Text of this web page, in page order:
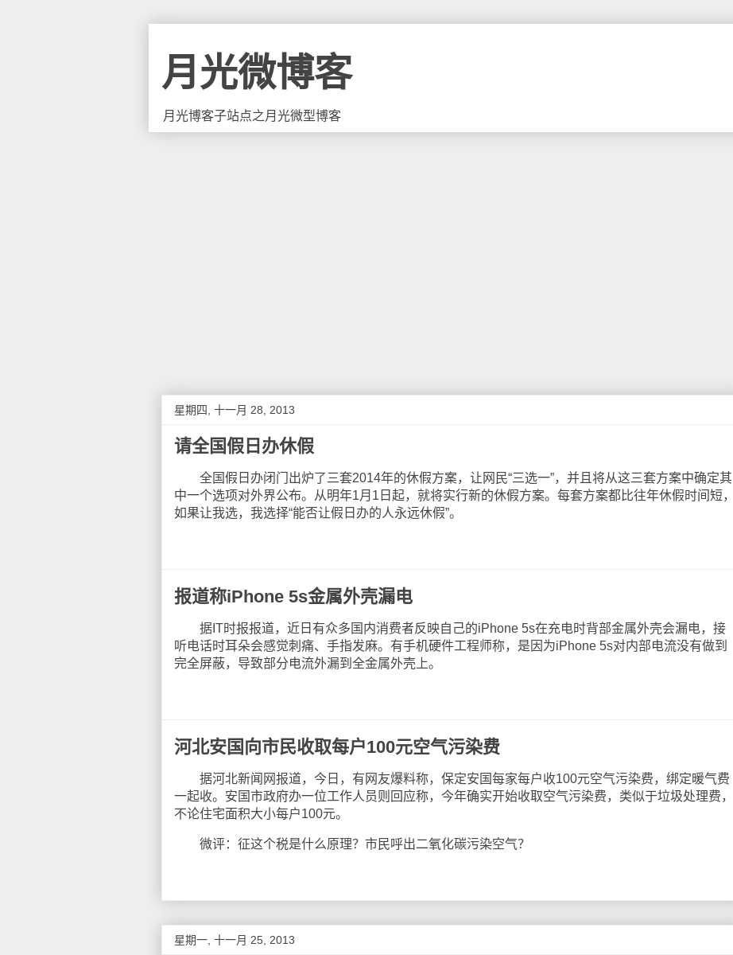
月光微博客
月光博客子站点之月光微型博客
星期四, 十一月 28, 2013
请全国假日办休假
全国假日办闭门出炉了三套2014年的休假方案，让网民“三选一”，并且将从这三套方案中确定其
中一个选项对外界公布。从明年1月1日起，就将实行新的休假方案。每套方案都比往年休假时间短，
如果让我选，我选择“能否让假日办的人永远休假”。
报道称iPhone 5s金属外壳漏电
据IT时报报道，近日有众多国内消费者反映自己的iPhone 5s在充电时背部金属外壳会漏电，接
听电话时耳朵会感觉刺痛、手指发麻。有手机硬件工程师称，是因为iPhone 5s对内部电流没有做到
完全屏蔽，导致部分电流外漏到全金属外壳上。
河北安国向市民收取每户100元空气污染费
据河北新闻网报道，今日，有网友爆料称，保定安国每家每户收100元空气污染费，绑定暖气费
一起收。安国市政府办一位工作人员则回应称，今年确实开始收取空气污染费，类似于垃圾处理费，
不论住宅面积大小每户100元。
微评：征这个税是什么原理？市民呼出二氧化碳污染空气？
星期一, 十一月 25, 2013